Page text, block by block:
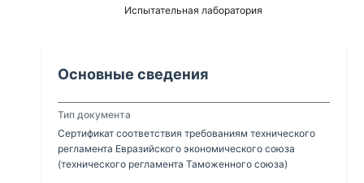
Испытательная лаборатория
Основные сведения
Тип документа
Сертификат соответствия требованиям технического
регламента Евразийского экономического союза
(технического регламента Таможенного союза)